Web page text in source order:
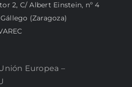
2, C/ Albert Einstein, nº 4
(Zaragoza)
Europea –